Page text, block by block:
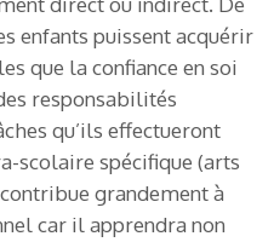
enfants puissent acquérir
que la confiance en soi
responsabilités
qu’ils effectueront
scolaire spécifique (arts
grandement à
car il apprendra non